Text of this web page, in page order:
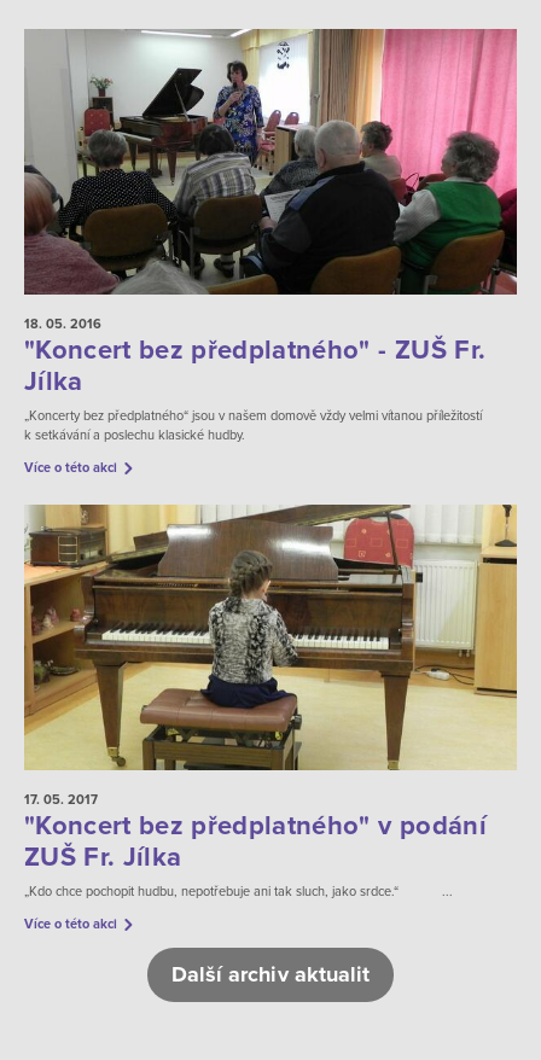
18. 05. 2016
"Koncert bez předplatného" - ZUŠ Fr.
Jílka
„Koncerty bez předplatného“ jsou v našem domově vždy velmi vítanou příležitostí
k setkávání a poslechu klasické hudby.
Více o této akci
17. 05. 2017
"Koncert bez předplatného" v podání
ZUŠ Fr. Jílka
„Kdo chce pochopit hudbu, nepotřebuje ani tak sluch, jako srdce.“ ...
Více o této akci
Další archiv aktualit